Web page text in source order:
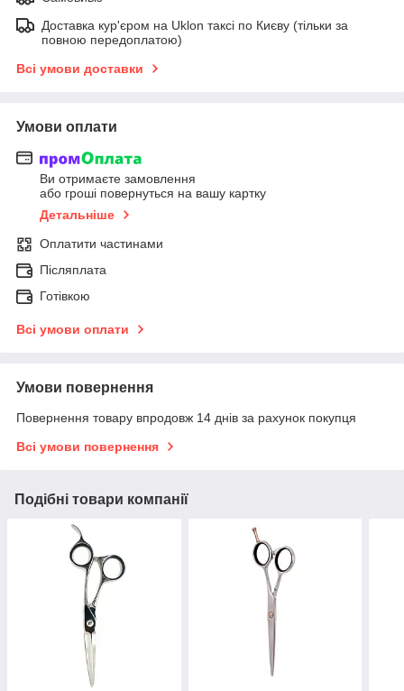
Доставка кур'єром на Uklon таксі по Києву (тільки за
повною передоплатою)
Всі умови доставки
Умови оплати
Ви отримаєте замовлення
або гроші повернуться на вашу картку
Детальніше
Оплатити частинами
Післяплата
Готівкою
Всі умови оплати
Умови повернення
Повернення товару впродовж 14 днів за рахунок покупця
Всі умови повернення
Подібні товари компанії